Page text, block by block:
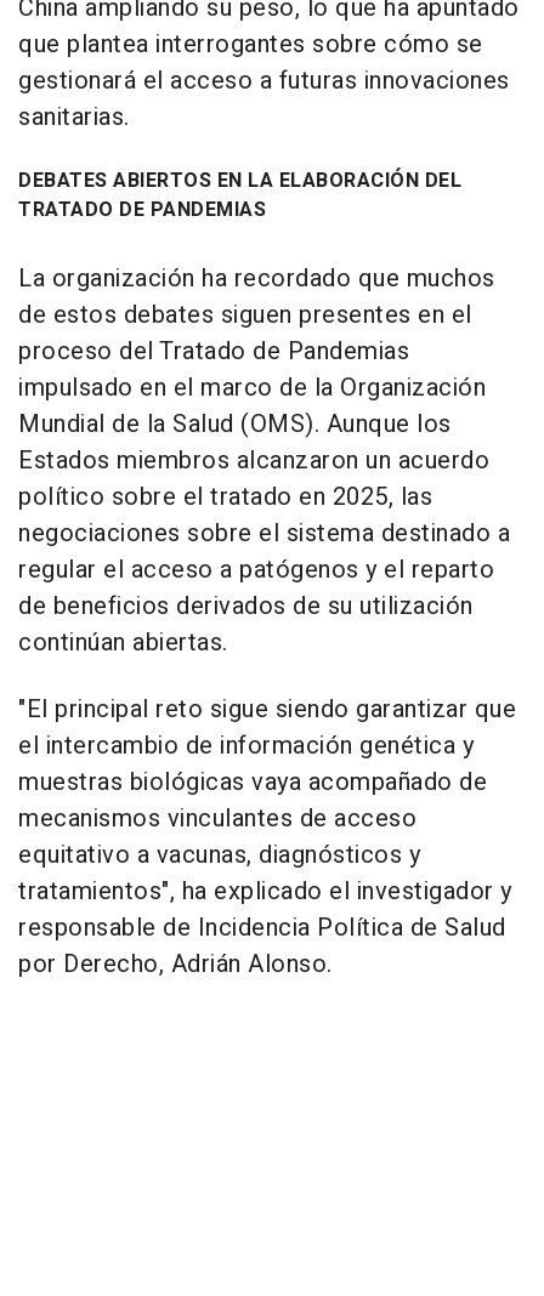
China ampliando su peso, lo que ha apuntado
que plantea interrogantes sobre cómo se
gestionará el acceso a futuras innovaciones
sanitarias.
DEBATES ABIERTOS EN LA ELABORACIÓN DEL
TRATADO DE PANDEMIAS
La organización ha recordado que muchos
de estos debates siguen presentes en el
proceso del Tratado de Pandemias
impulsado en el marco de la Organización
Mundial de la Salud (OMS). Aunque los
Estados miembros alcanzaron un acuerdo
político sobre el tratado en 2025, las
negociaciones sobre el sistema destinado a
regular el acceso a patógenos y el reparto
de beneficios derivados de su utilización
continúan abiertas.
"El principal reto sigue siendo garantizar que
el intercambio de información genética y
muestras biológicas vaya acompañado de
mecanismos vinculantes de acceso
equitativo a vacunas, diagnósticos y
tratamientos", ha explicado el investigador y
responsable de Incidencia Política de Salud
por Derecho, Adrián Alonso.